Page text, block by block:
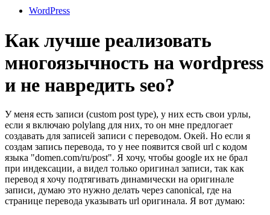
WordPress
Как лучше реализовать
многоязычность на wordpress
и не навредить seo?
У меня есть записи (custom post type), у них есть свои урлы,
если я включаю polylang для них, то он мне предлогает
создавать для записей записи с переводом. Окей. Но если я
создам запись перевода, то у нее появится свой url с кодом
языка "domen.com/ru/post". Я хочу, чтобы google их не брал
при индексации, а видел только оригинал записи, так как
перевод я хочу подтягивать динамически на оригинале
записи, думаю это нужно делать через canonical, где на
странице перевода указывать url оригинала. Я вот думаю: